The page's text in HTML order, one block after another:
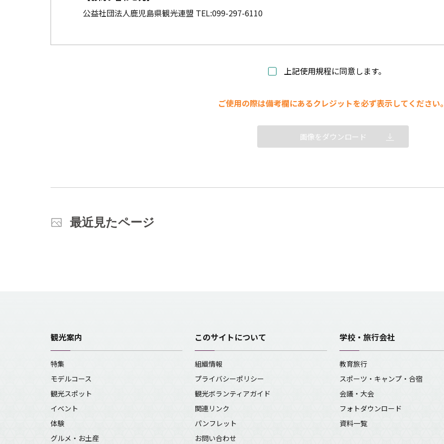
公益社団法人鹿児島県観光連盟 TEL:099-297-6110
上記使用規程に同意します。
ご使用の際は備考欄にあるクレジットを必ず表示してください
画像をダウンロード
最近見たページ
観光案内
特集
モデルコース
観光スポット
イベント
体験
グルメ・お土産
このサイトについて
組織情報
プライバシーポリシー
観光ボランティアガイド
関連リンク
パンフレット
お問い合わせ
学校・旅行会社
教育旅行
スポーツ・キャンプ・合宿
会議・大会
フォトダウンロード
資料一覧